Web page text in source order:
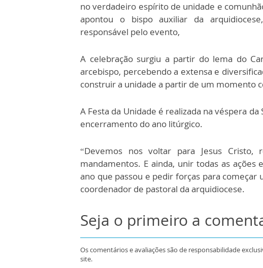
no verdadeiro espírito de unidade e
apontou o bispo auxiliar da
responsável pelo evento,
A celebração surgiu a partir do lema do
arcebispo, percebendo a extensa e
construir a unidade a partir de um momento
A Festa da Unidade é realizada na véspera
encerramento do ano litúrgico.
“Devemos nos voltar para Jesus Cristo,
mandamentos. E ainda, unir todas as ações
ano que passou e pedir forças para começar
coordenador de pastoral da arquidiocese.
Seja o primeiro a
Os comentários e avaliações são de responsabilidade
site.